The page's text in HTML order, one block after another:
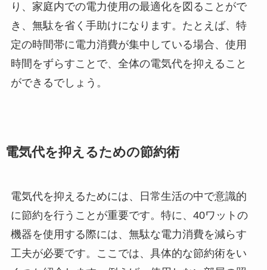
り、家庭内での電力使用の最適化を図ることがで
き、無駄を省く手助けになります。たとえば、特
定の時間帯に電力消費が集中している場合、使用
時間をずらすことで、全体の電気代を抑えること
ができるでしょう。
電気代を抑えるための節約術
電気代を抑えるためには、日常生活の中で意識的
に節約を行うことが重要です。特に、40ワットの
機器を使用する際には、無駄な電力消費を減らす
工夫が必要です。ここでは、具体的な節約術をい